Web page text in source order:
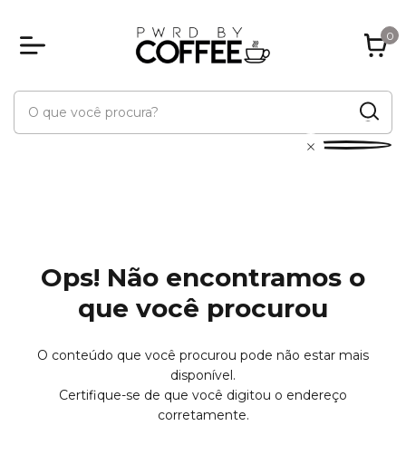
0
Ops! Não encontramos o
que você procurou
O conteúdo que você procurou pode não estar mais
disponível.
Certifique-se de que você digitou o endereço
corretamente.